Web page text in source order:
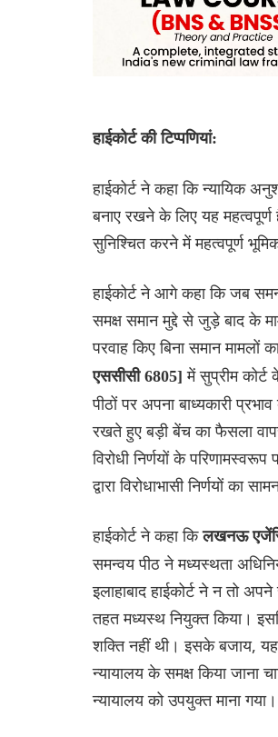
हाईकोर्ट की टिप्पणियां:
हाईकोर्ट ने कहा कि न्यायिक
बनाए रखने के लिए यह
सुनिश्चित करने में महत्वपूर्ण
हाईकोर्ट ने आगे कहा कि जब
समक्ष समान मुद्दे से जुड़े बाद के
परवाह किए बिना समान मामलों
एससीसी 6805] में सुप्रीम कोर्ट
पीठों पर अपना बाध्यकारी
रखते हुए बड़ी बेंच का फैसला
विरोधी निर्णयों के
द्वारा विरोधाभासी निर्णयों का
हाईकोर्ट ने कहा किलखनऊ
समन्वय पीठ ने मध्यस्थता
इलाहाबाद हाईकोर्ट ने न तो
तहत मध्यस्थ नियुक्त किया।
शक्ति नहीं थी। इसके बजाय, यह
न्यायालय के समक्ष किया जाना
न्यायालय को उपयुक्त माना गया।